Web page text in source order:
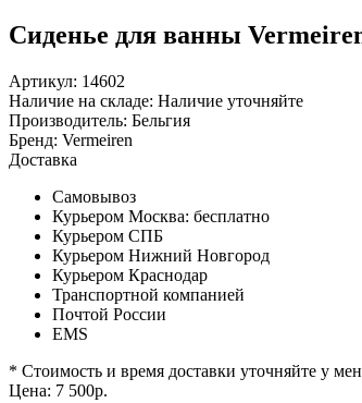
Сиденье для ванны
Артикул: 14602
Наличие на складе: Наличие уточняйте
Производитель: Бельгия
Бренд: Vermeiren
Доставка
Самовывоз
Курьером Москва: бесплатно
Курьером СПБ
Курьером Нижний Новгород
Курьером Краснодар
Транспортной компанией
Почтой России
EMS
* Стоимость и время доставки уточняйте у
Цена: 7 500р.